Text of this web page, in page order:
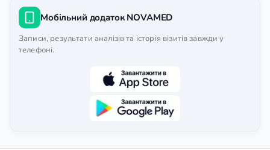
Мобільний додаток NOVAMED
Записи, результати аналізів та історія візитів завжди у
телефоні.